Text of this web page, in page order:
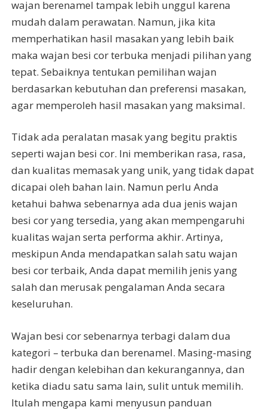
wajan berenamel tampak lebih unggul karena
mudah dalam perawatan. Namun, jika kita
memperhatikan hasil masakan yang lebih baik
maka wajan besi cor terbuka menjadi pilihan yang
tepat. Sebaiknya tentukan pemilihan wajan
berdasarkan kebutuhan dan preferensi masakan,
agar memperoleh hasil masakan yang maksimal.
Tidak ada peralatan masak yang begitu praktis
seperti wajan besi cor. Ini memberikan rasa, rasa,
dan kualitas memasak yang unik, yang tidak dapat
dicapai oleh bahan lain. Namun perlu Anda
ketahui bahwa sebenarnya ada dua jenis wajan
besi cor yang tersedia, yang akan mempengaruhi
kualitas wajan serta performa akhir. Artinya,
meskipun Anda mendapatkan salah satu wajan
besi cor terbaik, Anda dapat memilih jenis yang
salah dan merusak pengalaman Anda secara
keseluruhan.
Wajan besi cor sebenarnya terbagi dalam dua
kategori – terbuka dan berenamel. Masing-masing
hadir dengan kelebihan dan kekurangannya, dan
ketika diadu satu sama lain, sulit untuk memilih.
Itulah mengapa kami menyusun panduan